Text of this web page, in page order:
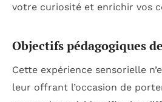
votre curiosité et enrichir vos
Objectifs pédagogiques
Cette expérience sensorielle
leur offrant l’occasion de